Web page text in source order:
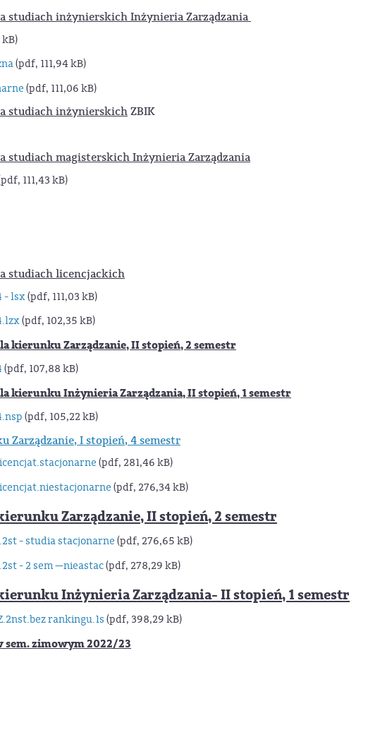
inżynierskich Inżynieria Zarządzania
kB)
(pdf, 111,94 kB)
(pdf, 111,06 kB)
studiach inżynierskichZBIK
magisterskich Inżynieria Zarządzania
111,43 kB)
studiach licencjackich
- lsx(pdf, 111,03 kB)
(pdf, 102,35 kB)
Zarządzanie, II stopień, 2 semestr
(pdf, 107,88 kB)
Inżynieria Zarządzania, II stopień, 1 semestr
(pdf, 105,22 kB)
I stopień, 4 semestr
(pdf, 281,46 kB)
(pdf, 276,34 kB)
Zarządzanie, II stopień, 2 semestr
- studia stacjonarne (pdf, 276,65 kB)
- 2 sem —nieastac(pdf, 278,29 kB)
Inżynieria Zarządzania- II stopień, 1 semestr
rankingu.1s (pdf, 398,29 kB)
zimowym 2022/23